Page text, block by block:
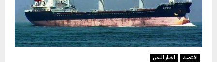
اخبار اليمن اقتصاد